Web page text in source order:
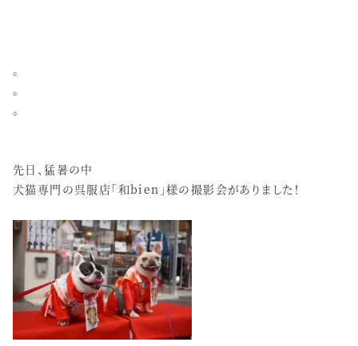
。
。
。
先日、猛暑の中
犬猫専門の呉服店「和bien」様の撮影会がありました！